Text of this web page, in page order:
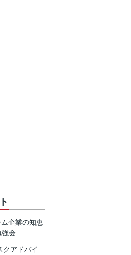
企業の知恵
強会
クアドバイ